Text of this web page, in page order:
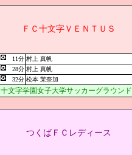
ＦＣ十文字ＶＥＮＴＵＳ
11分 村上 真帆
28分 村上 真帆
32分 松本 茉奈加
十文字学園女子大学サッカーグラウンド
つくばＦＣレディース